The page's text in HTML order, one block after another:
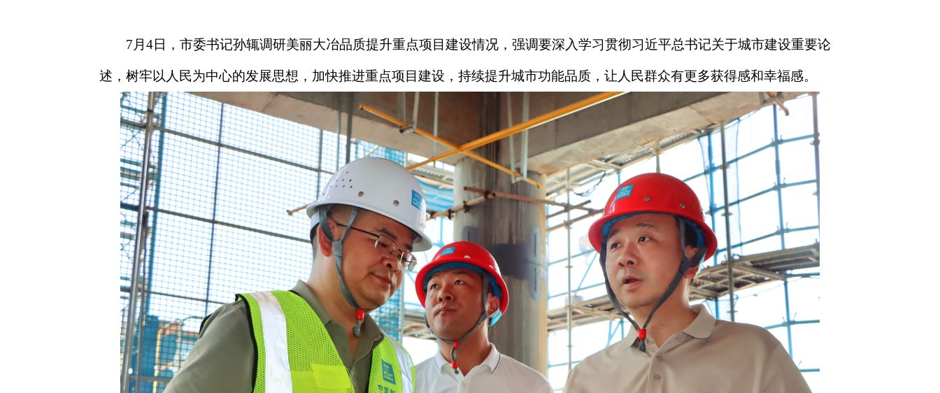
7月4日，市委书记孙辄调研美丽大冶品质提升重点项目建设情况，强调要深入学习贯彻习近平总书记关于城市建设重要论
述，树牢以人民为中心的发展思想，加快推进重点项目建设，持续提升城市功能品质，让人民群众有更多获得感和幸福感。